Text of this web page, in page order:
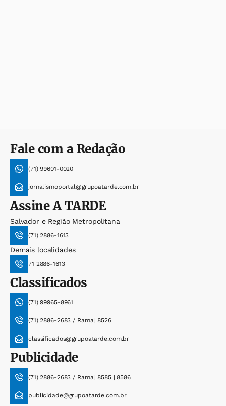
Fale com a Redação
(71) 99601-0020
jornalismoportal@grupoatarde.com.br
AssineA TARDE
Salvador e Região Metropolitana
(71) 2886-1613
Demais localidades
71 2886-1613
Classificados
(71) 99965-8961
(71) 2886-2683 / Ramal 8526
classificados@grupoatarde.com.br
Publicidade
(71) 2886-2683 / Ramal 8585 | 8586
publicidade@grupoatarde.com.br